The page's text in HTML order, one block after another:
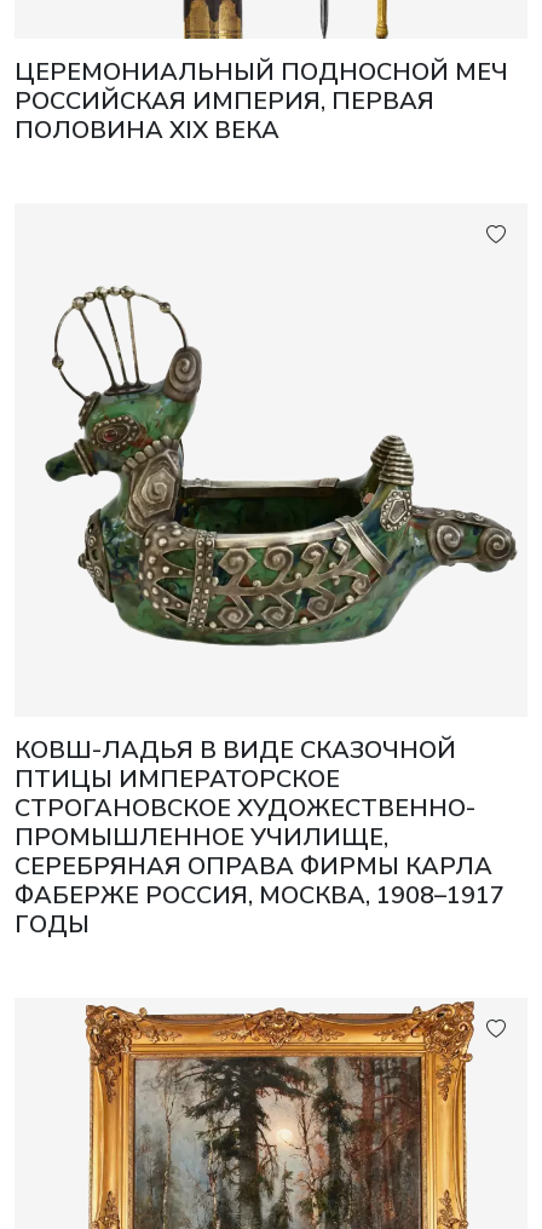
ЦЕРЕМОНИАЛЬНЫЙ ПОДНОСНОЙ МЕЧ
РОССИЙСКАЯ ИМПЕРИЯ, ПЕРВАЯ
ПОЛОВИНА XIX ВЕКА
КОВШ-ЛАДЬЯ В ВИДЕ СКАЗОЧНОЙ
ПТИЦЫ ИМПЕРАТОРСКОЕ
СТРОГАНОВСКОЕ ХУДОЖЕСТВЕННО-
ПРОМЫШЛЕННОЕ УЧИЛИЩЕ,
СЕРЕБРЯНАЯ ОПРАВА ФИРМЫ КАРЛА
ФАБЕРЖЕ РОССИЯ, МОСКВА, 1908–1917
ГОДЫ